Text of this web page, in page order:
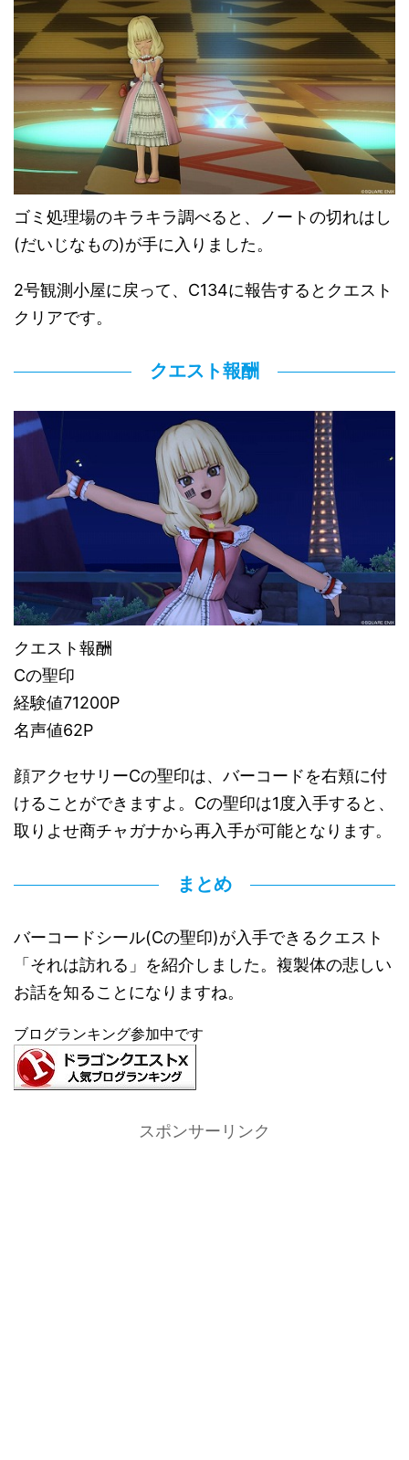
ゴミ処理場のキラキラ調べると、ノートの切れはし
(だいじなもの)が手に入りました。
2号観測小屋に戻って、C134に報告するとクエスト
クリアです。
クエスト報酬
クエスト報酬
Cの聖印
経験値71200P
名声値62P
顔アクセサリーCの聖印は、バーコードを右頬に付
けることができますよ。Cの聖印は1度入手すると、
取りよせ商チャガナから再入手が可能となります。
まとめ
バーコードシール(Cの聖印)が入手できるクエスト
「それは訪れる」を紹介しました。複製体の悲しい
お話を知ることになりますね。
ブログランキング参加中です
スポンサーリンク